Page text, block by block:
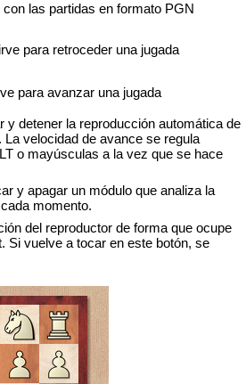
las partidas en formato PGN
para retroceder una jugada
para avanzar una jugada
y detener la reproducción automática de
velocidad de avance se regula
o mayúsculas a la vez que se hace
y apagar un módulo que analiza la
momento.
del reproductor de forma que ocupe
Si vuelve a tocar en este botón, se